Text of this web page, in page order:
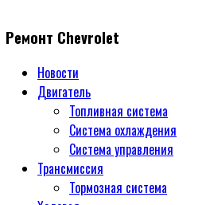
Ремонт Chevrolet
Новости
Двигатель
Топливная система
Система охлаждения
Система управления
Трансмиссия
Тормозная система